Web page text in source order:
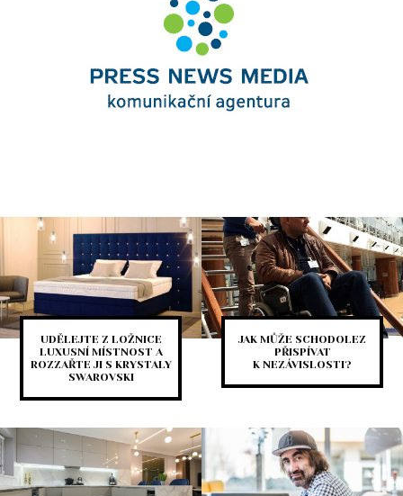
UDĚLEJTE Z LOŽNICE
LUXUSNÍ MÍSTNOST A
ROZZAŘTE JI S KRYSTALY
SWAROVSKI
JAK MŮŽE SCHODOLEZ
PŘISPÍVAT
K NEZÁVISLOSTI?